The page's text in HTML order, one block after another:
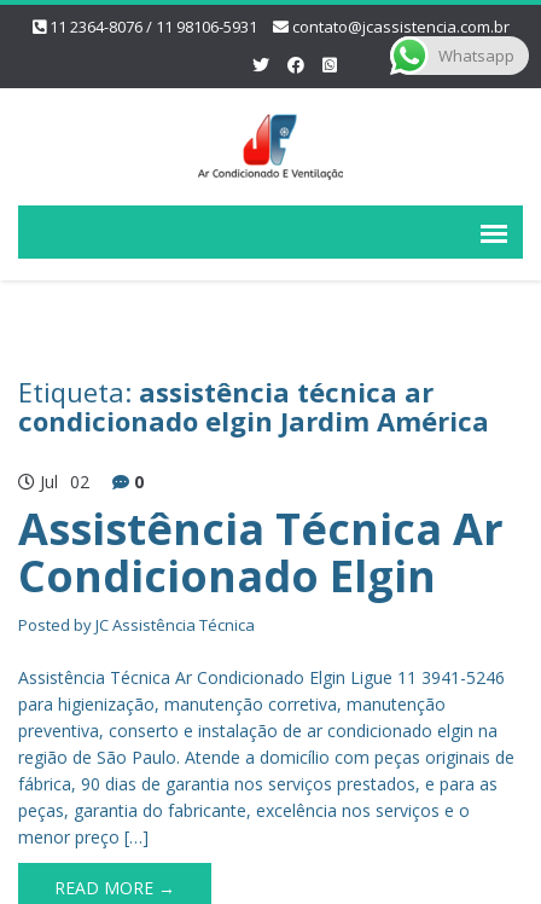
11 2364-8076 / 11 98106-5931 contato@jcassistencia.com.br
Etiqueta: assistência técnica ar
condicionado elgin Jardim América
Jul 02 0
Assistência Técnica Ar
Condicionado Elgin
Posted byJC Assistência Técnica
Assistência Técnica Ar Condicionado Elgin Ligue 11 3941-5246
para higienização, manutenção corretiva, manutenção
preventiva, conserto e instalação de ar condicionado elgin na
região de São Paulo. Atende a domicílio com peças originais de
fábrica, 90 dias de garantia nos serviços prestados, e para as
peças, garantia do fabricante, excelência nos serviços e o
menor preço […]
READ MORE →
Whatsapp